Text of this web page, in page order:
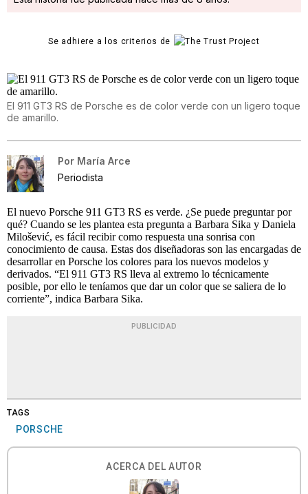
Se adhiere a los criterios de
El 911 GT3 RS de Porsche es de color verde con un ligero toque
de amarillo.
Por María Arce
Periodista
El nuevo Porsche 911 GT3 RS es verde. ¿Se puede preguntar por
qué? Cuando se les plantea esta pregunta a Barbara Sika y Daniela
Milošević, es fácil recibir como respuesta una sonrisa con
conocimiento de causa. Estas dos diseñadoras son las encargadas de
desarrollar en Porsche los colores para los nuevos modelos y
derivados. “El 911 GT3 RS lleva al extremo lo técnicamente
posible, por ello le teníamos que dar un color que se saliera de lo
corriente”, indica Barbara Sika.
PUBLICIDAD
TAGS
PORSCHE
ACERCA DEL AUTOR